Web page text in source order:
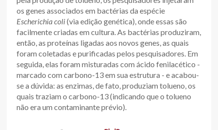
os genes associados em bactérias da espécie
Escherichia coli(via edição genética), onde essas são
facilmente criadas em cultura. As bactérias produziram,
então, as proteínas ligadas aos novos genes, as quais
foram coletadas e purificadas pelos pesquisadores. Em
seguida, elas foram misturadas com ácido fenilacético -
marcado com carbono-13 em sua estrutura - e acabou-
se a dúvida: as enzimas, de fato, produziam tolueno, os
quais traziam o carbono-13 (indicando que o tolueno
não era um contaminante prévio).